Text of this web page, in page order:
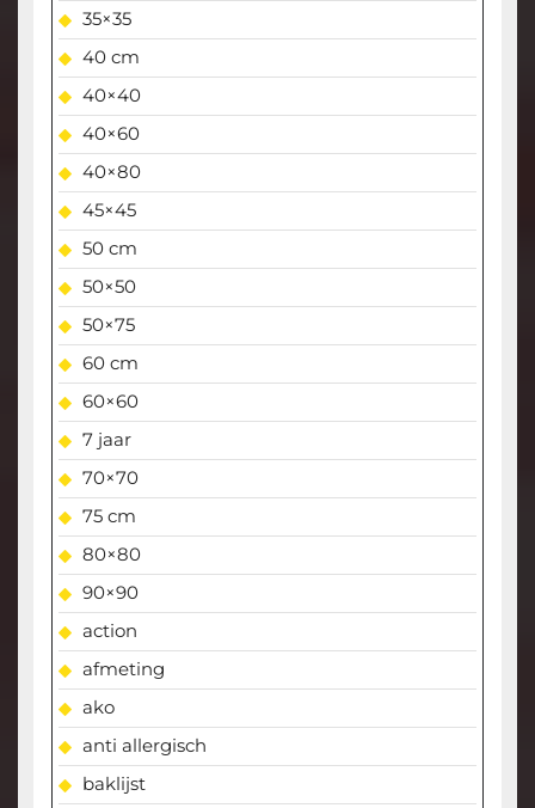
35×35
40 cm
40×40
40×60
40×80
45×45
50 cm
50×50
50×75
60 cm
60×60
7 jaar
70×70
75 cm
80×80
90×90
action
afmeting
ako
anti allergisch
baklijst